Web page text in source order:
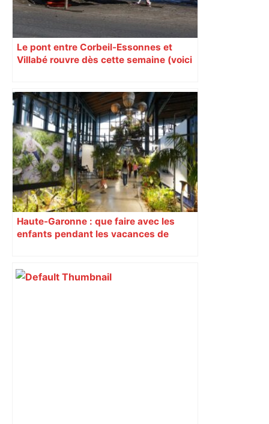
Le pont entre Corbeil-Essonnes et
Villabé rouvre dès cette semaine (voici
Haute-Garonne : que faire avec les
enfants pendant les vacances de